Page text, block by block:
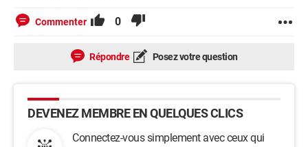
Commenter 0
Répondre Posez votre question
DEVENEZ MEMBRE EN QUELQUES CLICS
Connectez-vous simplement avec ceux qui